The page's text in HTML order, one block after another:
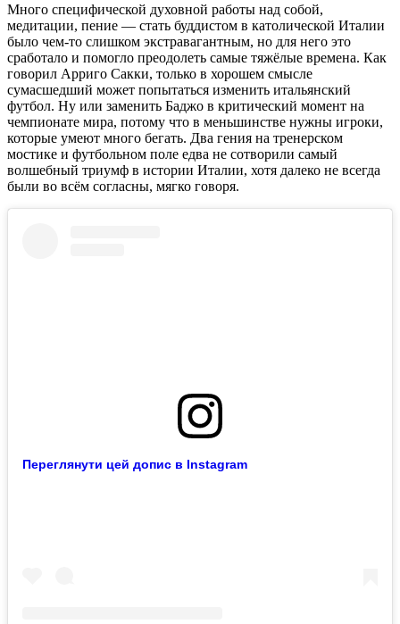
Много специфической духовной работы над собой,
медитации, пение — стать буддистом в католической Италии
было чем-то слишком экстравагантным, но для него это
сработало и помогло преодолеть самые тяжёлые времена. Как
говорил Арриго Сакки, только в хорошем смысле
сумасшедший может попытаться изменить итальянский
футбол. Ну или заменить Баджо в критический момент на
чемпионате мира, потому что в меньшинстве нужны игроки,
которые умеют много бегать. Два гения на тренерском
мостике и футбольном поле едва не сотворили самый
волшебный триумф в истории Италии, хотя далеко не всегда
были во всём согласны, мягко говоря.
Переглянути цей допис в Instagram